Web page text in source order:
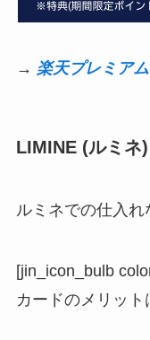
→ 楽天プレミア
LIMINE (ルミネ
ルミネでの仕入れ
[jin_icon_bulb
カードのメリット